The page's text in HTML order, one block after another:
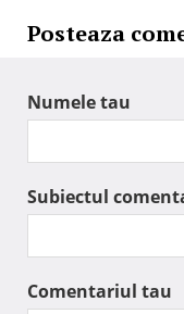
Posteaza
Numele tau
Subiectul
Comentariul tau